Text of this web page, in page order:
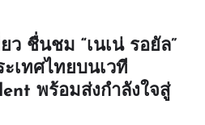
ว ชื่นชม “เนเน่ รอยัล”
ะเทศไทยบนเวที
พร้อมส่งกำลังใจสู่